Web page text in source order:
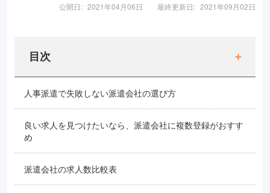
公開日: 2021年04月06日 最終更新日: 2021年09月02日
目次
人事派遣で失敗しない派遣会社の選び方
良い求人を見つけたいなら、派遣会社に複数登録がおすす
め
派遣会社の求人数比較表